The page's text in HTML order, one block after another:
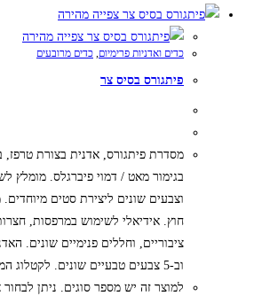
צפייה מהירה
צפייה מהירה
כדים ואדניות פרימיום, כדים מרובעים
פיתגורס בסיס צר
מסדרת פיתגורס, אדנית בצורת טרפז,
בגימור מאט / דמוי פיברגלס. מומלץ
וצבעים שונים ליצירת סטים
חוץ. אידיאלי לשימוש במרפסות,
ציבוריים, וחללים פנימיים שונים.
וב-5 צבעים טבעיים שונים. לקטלוג המוצר
למוצר זה יש מספר סוגים. ניתן